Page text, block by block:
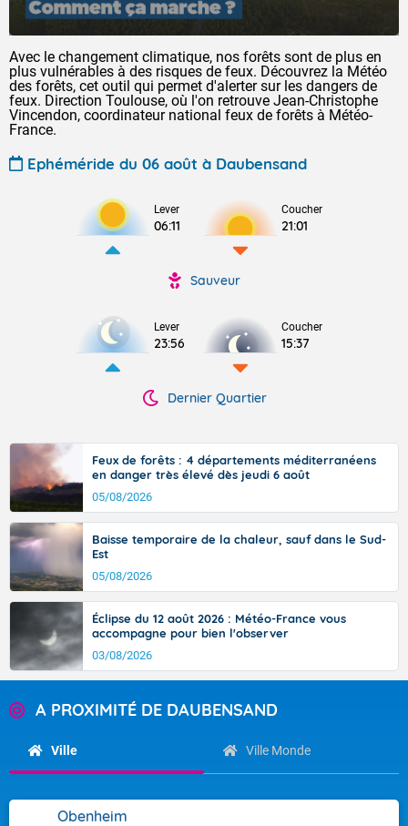
Avec le changement climatique, nos forêts sont de plus en
plus vulnérables à des risques de feux. Découvrez la Météo
des forêts, cet outil qui permet d'alerter sur les dangers de
feux. Direction Toulouse, où l'on retrouve Jean-Christophe
Vincendon, coordinateur national feux de forêts à Météo-
France.
Ephéméride du 06 août à Daubensand
Lever
06:11
Coucher
21:01
Sauveur
Lever
23:56
Coucher
15:37
Dernier Quartier
Feux de forêts : 4 départements méditerranéens
en danger très élevé dès jeudi 6 août
05/08/2026
Baisse temporaire de la chaleur, sauf dans le Sud-
Est
05/08/2026
Éclipse du 12 août 2026 : Météo-France vous
accompagne pour bien l'observer
03/08/2026
A PROXIMITÉ DE DAUBENSAND
Ville Ville Monde
Obenheim